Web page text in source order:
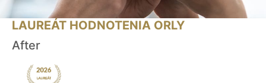
LAUREÁT HODNOTENIA ORLY
After